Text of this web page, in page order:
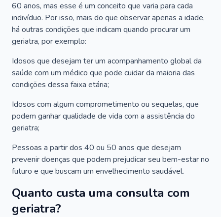
60 anos, mas esse é um conceito que varia para cada
indivíduo. Por isso, mais do que observar apenas a idade,
há outras condições que indicam quando procurar um
geriatra, por exemplo:
Idosos que desejam ter um acompanhamento global da
saúde com um médico que pode cuidar da maioria das
condições dessa faixa etária;
Idosos com algum comprometimento ou sequelas, que
podem ganhar qualidade de vida com a assistência do
geriatra;
Pessoas a partir dos 40 ou 50 anos que desejam
prevenir doenças que podem prejudicar seu bem-estar no
futuro e que buscam um envelhecimento saudável.
Quanto custa uma consulta com
geriatra?